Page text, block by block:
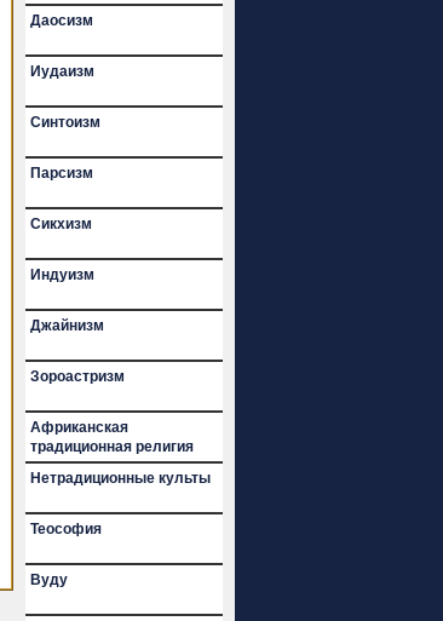
Даосизм
Иудаизм
Синтоизм
Парсизм
Сикхизм
Индуизм
Джайнизм
Зороастризм
Африканская
традиционная религия
Нетрадиционные культы
Теософия
Вуду